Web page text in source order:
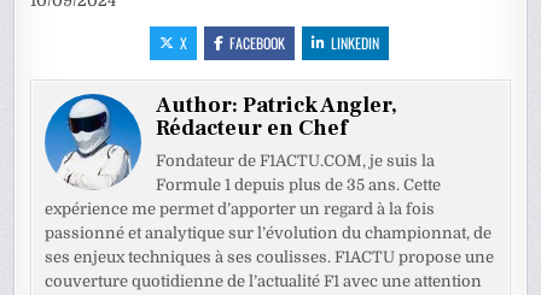
X FACEBOOK LINKEDIN
Author:Patrick Angler,
Rédacteur en Chef
Fondateur de F1ACTU.COM, je suis la
Formule 1 depuis plus de 35 ans. Cette
expérience me permet d’apporter un regard à la fois
passionné et analytique sur l’évolution du championnat, de
ses enjeux techniques à ses coulisses. F1ACTU propose une
couverture quotidienne de l’actualité F1 avec une attention